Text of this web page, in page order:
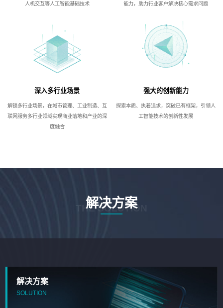
人机交互等人工智能基础技术
能力，助力行业客户解决核心需求问题
深入多行业场景
解锁多行业场景，在城市管理、工业制造、互
联网服务多行业领域实现商业落地和产业的深
度融合
强大的创新能力
探索本质、执着追求，突破已有框架，引领人
工智能技术的创新性发展
解决方案
THE SOLUTION
解决方案
SOLUTION